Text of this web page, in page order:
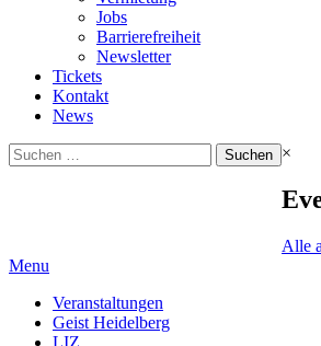
Jobs
Barrierefreiheit
Newsletter
Tickets
Kontakt
News
Suchen
nach:
×
Alle
Menu
Veranstaltungen
Geist Heidelberg
LIZ